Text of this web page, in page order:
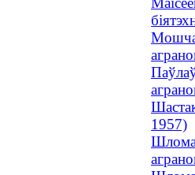
1957)